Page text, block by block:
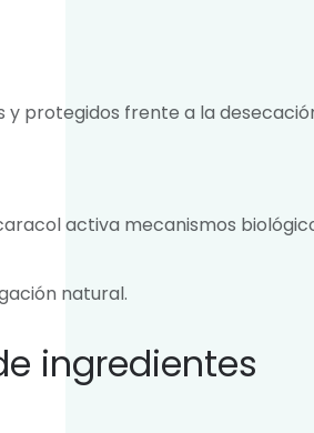
y protegidos frente a la
activa mecanismos
natural.
ingredientes